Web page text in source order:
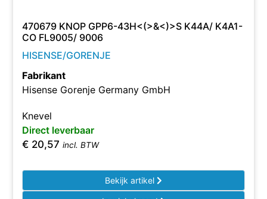
470679 KNOP GPP6-43H<(>&<)>S K44A/ K4A1-
CO FL9005/ 9006
HISENSE/GORENJE
Fabrikant
Hisense Gorenje Germany GmbH
Knevel
Direct leverbaar
€ 20,57 incl. BTW
Bekijk artikel